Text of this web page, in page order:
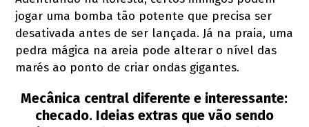
jogar uma bomba tão potente que precisa ser
desativada antes de ser lançada. Já na praia, uma
pedra mágica na areia pode alterar o nível das
marés ao ponto de criar ondas gigantes.
Mecânica central diferente e interessante:
checado. Ideias extras que vão sendo